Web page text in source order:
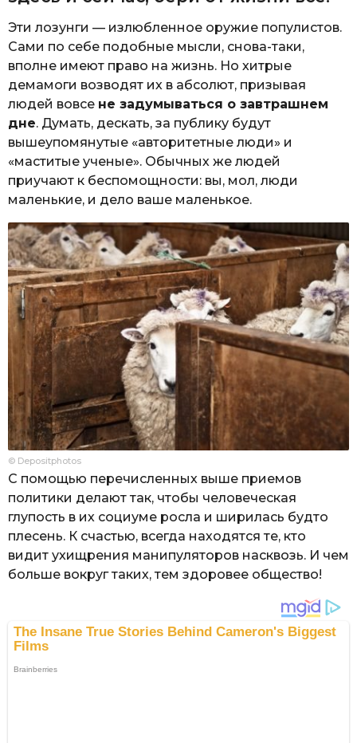
Эти лозунги — излюбленное оружие популистов.
Сами по себе подобные мысли, снова-таки,
вполне имеют право на жизнь. Но хитрые
демамоги возводят их в абсолют, призывая
людей вовсе не задумываться о завтрашнем
дне. Думать, дескать, за публику будут
вышеупомянутые «авторитетные люди» и
«маститые ученые». Обычных же людей
приучают к беспомощности: вы, мол, люди
маленькие, и дело ваше маленькое.
© Depositphotos
С помощью перечисленных выше приемов
политики делают так, чтобы человеческая
глупость в их социуме росла и ширилась будто
плесень. К счастью, всегда находятся те, кто
видит ухищрения манипуляторов насквозь. И чем
больше вокруг таких, тем здоровее общество!